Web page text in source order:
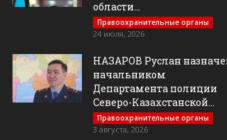
области...
Правоохранительные органы
24 июля, 2026
НАЗАРОВ Руслан
начальником
Департамента полиции
Северо-Казахстанской...
Правоохранительные органы
3 августа, 2026